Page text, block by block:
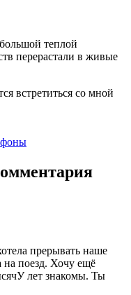
теплой
перерастали в живые
встретиться со мной
прерывать наше
на поезд. Хочу ещё
лет знакомы. Ты